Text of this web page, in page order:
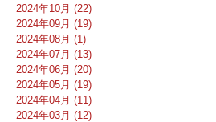
2024年10月 (22)
2024年09月 (19)
2024年08月 (1)
2024年07月 (13)
2024年06月 (20)
2024年05月 (19)
2024年04月 (11)
2024年03月 (12)